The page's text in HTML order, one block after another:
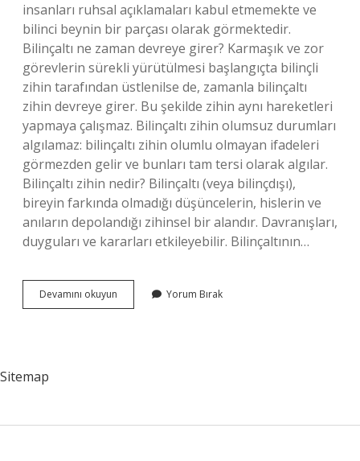
insanları ruhsal açıklamaları kabul etmemekte ve
bilinci beynin bir parçası olarak görmektedir.
Bilinçaltı ne zaman devreye girer? Karmaşık ve zor
görevlerin sürekli yürütülmesi başlangıçta bilinçli
zihin tarafından üstlenilse de, zamanla bilinçaltı
zihin devreye girer. Bu şekilde zihin aynı hareketleri
yapmaya çalışmaz. Bilinçaltı zihin olumsuz durumları
algılamaz: bilinçaltı zihin olumlu olmayan ifadeleri
görmezden gelir ve bunları tam tersi olarak algılar.
Bilinçaltı zihin nedir? Bilinçaltı (veya bilinçdışı),
bireyin farkında olmadığı düşüncelerin, hislerin ve
anıların depolandığı zihinsel bir alandır. Davranışları,
duyguları ve kararları etkileyebilir. Bilinçaltının…
Devamını okuyun Bilinçaltı
Nerede
Yorum Bırak
Sitemap